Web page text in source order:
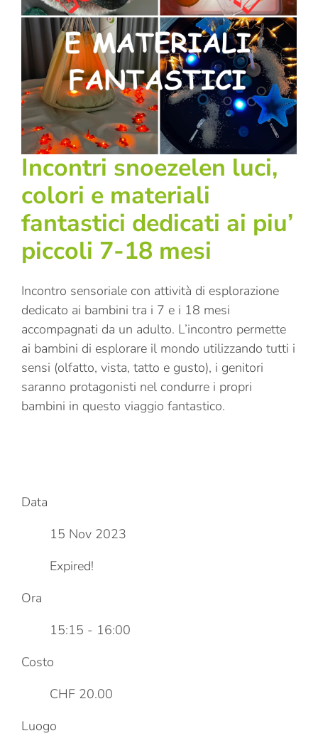
Incontri snoezelen luci,
colori e materiali
fantastici dedicati ai piu’
piccoli 7-18 mesi
Incontro sensoriale con attività di esplorazione
dedicato ai bambini tra i 7 e i 18 mesi
accompagnati da un adulto. L’incontro permette
ai bambini di esplorare il mondo utilizzando tutti i
sensi (olfatto, vista, tatto e gusto), i genitori
saranno protagonisti nel condurre i propri
bambini in questo viaggio fantastico.
Data
15 Nov 2023
Expired!
Ora
15:15 - 16:00
Costo
CHF 20.00
Luogo